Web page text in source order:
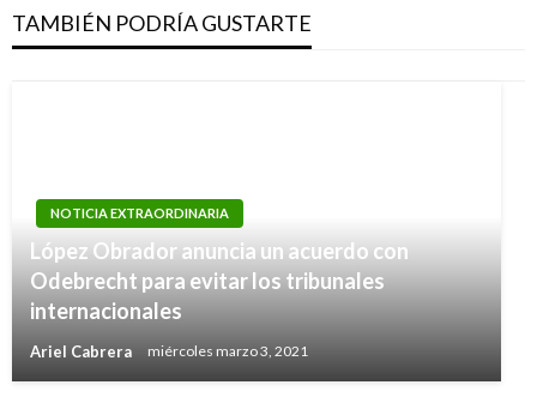
TAMBIÉN PODRÍA GUSTARTE
NOTICIA EXTRAORDINARIA
López Obrador anuncia un acuerdo con
Odebrecht para evitar los tribunales
internacionales
Ariel Cabrera miércoles marzo 3, 2021